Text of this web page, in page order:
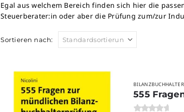
Egal aus welchem Bereich finden sich hier die
Steuerberater:in oder aber die Prüfung zum/zur
Sortieren nach:
BILANZBUCHHALTER
555